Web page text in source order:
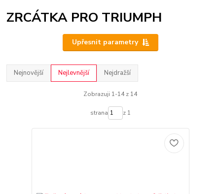
ZRCÁTKA PRO TRIUMPH
Upřesnit parametry
Nejnovější Nejlevnější Nejdražší
Zobrazuji 1-14 z 14
strana z 1